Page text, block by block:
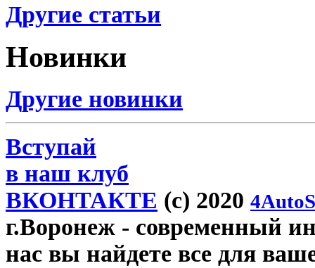
Другие статьи
Новинки
Другие новинки
Вступай
в наш клуб
ВКОНТАКТЕ (c) 2020
г.Воронеж - современный
нас вы найдете все для